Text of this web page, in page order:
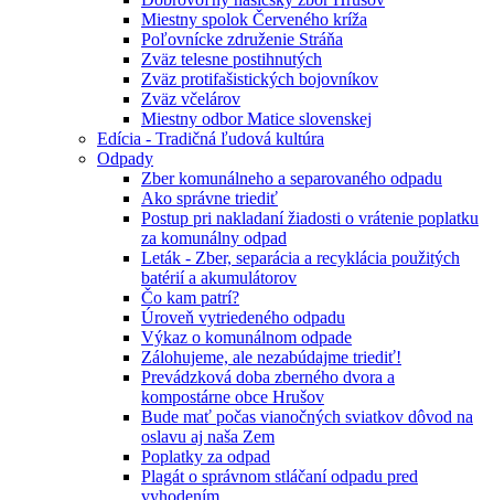
Miestny spolok Červeného kríža
Poľovnícke združenie Stráňa
Zväz telesne postihnutých
Zväz protifašistických bojovníkov
Zväz včelárov
Miestny odbor Matice slovenskej
Edícia - Tradičná ľudová kultúra
Odpady
Zber komunálneho a separovaného odpadu
Ako správne triediť
Postup pri nakladaní žiadosti o vrátenie poplatku
za komunálny odpad
Leták - Zber, separácia a recyklácia použitých
batérií a akumulátorov
Čo kam patrí?
Úroveň vytriedeného odpadu
Výkaz o komunálnom odpade
Zálohujeme, ale nezabúdajme triediť!
Prevádzková doba zberného dvora a
kompostárne obce Hrušov
Bude mať počas vianočných sviatkov dôvod na
oslavu aj naša Zem
Poplatky za odpad
Plagát o správnom stláčaní odpadu pred
vyhodením